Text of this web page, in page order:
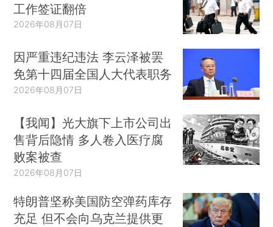
工作签证翻倍
2026年08月07日
因严重违纪违法 李云泽被罢
免第十四届全国人大代表职务
2026年08月07日
【我闻】光大旗下上市公司出
售背后隐情 多人卷入医疗腐
败案被查
2026年08月07日
特朗普坚称美国防空弹药库存
充足 但不会向乌克兰提供更